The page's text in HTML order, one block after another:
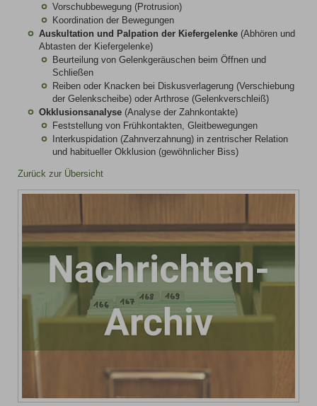
Vorschubbewegung (Protrusion)
Koordination der Bewegungen
Auskultation und Palpation der Kiefergelenke (Abhören und
Abtasten der Kiefergelenke)
Beurteilung von Gelenkgeräuschen beim Öffnen und
Schließen
Reiben oder Knacken bei Diskusverlagerung (Verschiebung
der Gelenkscheibe) oder Arthrose (Gelenkverschleiß)
Okklusionsanalyse (Analyse der Zahnkontakte)
Feststellung von Frühkontakten, Gleitbewegungen
Interkuspidation (Zahnverzahnung) in zentrischer Relation
und habitueller Okklusion (gewöhnlicher Biss)
Zurück zur Übersicht